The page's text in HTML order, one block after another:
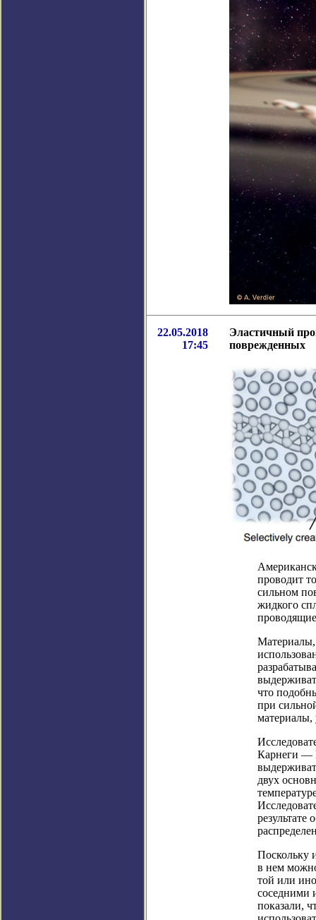
22.05.2018
17:45
Эластичный
поврежденных
проводит
сильном
жидкого
Материалы,
что
при
материалы,
Карнеги —
двух
результате
Поскольку
в нем
той или
соседними
показали,